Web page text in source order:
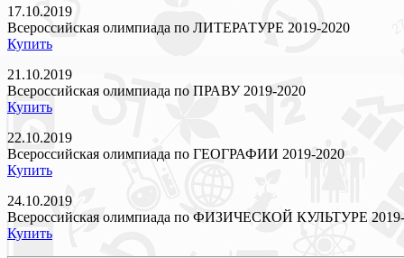
17.10.2019
Всероссийская олимпиада по ЛИТЕРАТУРЕ 2019-2020
Купить
21.10.2019
Всероссийская олимпиада по ПРАВУ 2019-2020
Купить
22.10.2019
Всероссийская олимпиада по ГЕОГРАФИИ 2019-2020
Купить
24.10.2019
Всероссийская олимпиада по ФИЗИЧЕСКОЙ КУЛЬТУРЕ
Купить